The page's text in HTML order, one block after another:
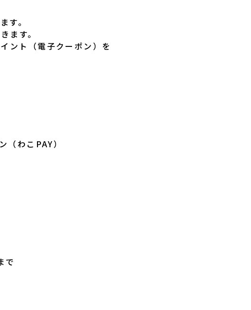
す。
ます。
ント（電子クーポン）を
わこPAY）
で